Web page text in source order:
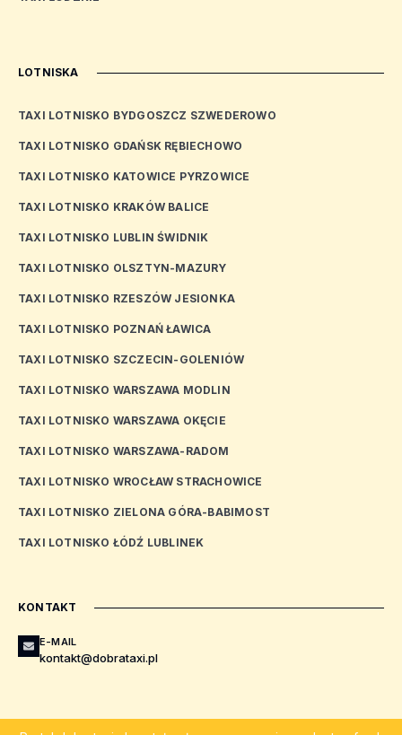
LOTNISKA
TAXI LOTNISKO BYDGOSZCZ SZWEDEROWO
TAXI LOTNISKO GDAŃSK RĘBIECHOWO
TAXI LOTNISKO KATOWICE PYRZOWICE
TAXI LOTNISKO KRAKÓW BALICE
TAXI LOTNISKO LUBLIN ŚWIDNIK
TAXI LOTNISKO OLSZTYN-MAZURY
TAXI LOTNISKO RZESZÓW JESIONKA
TAXI LOTNISKO POZNAŃ ŁAWICA
TAXI LOTNISKO SZCZECIN-GOLENIÓW
TAXI LOTNISKO WARSZAWA MODLIN
TAXI LOTNISKO WARSZAWA OKĘCIE
TAXI LOTNISKO WARSZAWA-RADOM
TAXI LOTNISKO WROCŁAW STRACHOWICE
TAXI LOTNISKO ZIELONA GÓRA-BABIMOST
TAXI LOTNISKO ŁÓDŹ LUBLINEK
KONTAKT
E-MAIL
kontakt@dobrataxi.pl